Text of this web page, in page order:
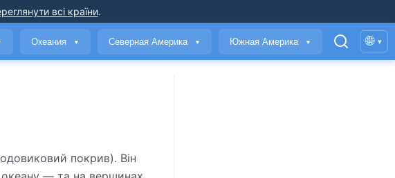
всі країни.
Океания ▼ Северная Америка ▼ Южная Америка ▼ 🌐 ▾
покрив). Він